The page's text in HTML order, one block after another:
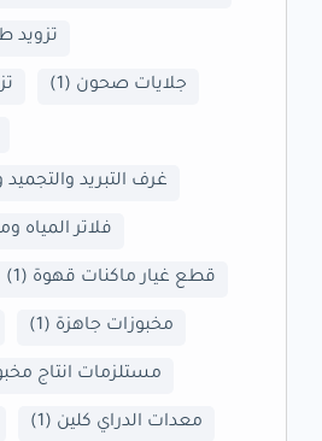
تزويد
جلايات صحون (1)
غرف التبريد والتجميد
فلاتر المياه
قطع غيار ماكنات قهوة (1)
مخبوزات جاهزة (1)
مستلزمات انتاج
معدات الدراي كلين (1)